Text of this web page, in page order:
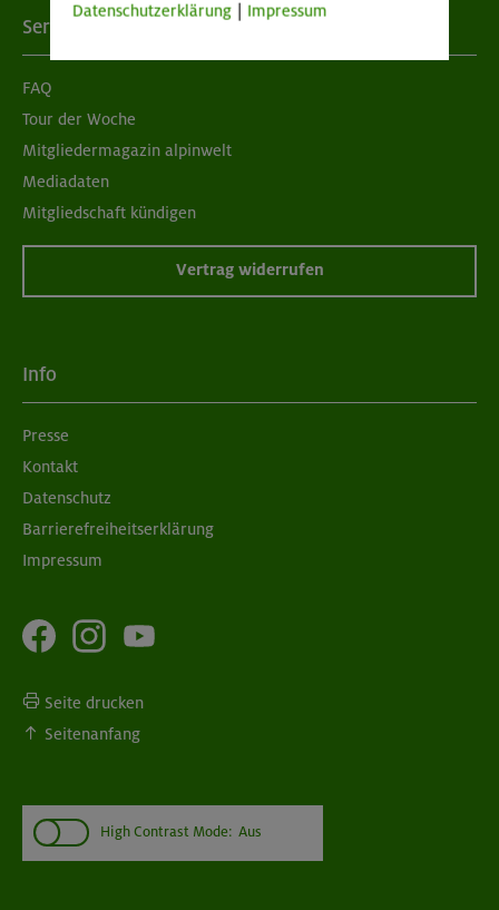
Services
FAQ
Tour der Woche
Mitgliedermagazin alpinwelt
Mediadaten
Mitgliedschaft kündigen
Vertrag widerrufen
Info
Presse
Kontakt
Datenschutz
Barrierefreiheitserklärung
Impressum
Seite drucken
Seitenanfang
High Contrast Mode: Aus
Datenschutzerklärung Impressum